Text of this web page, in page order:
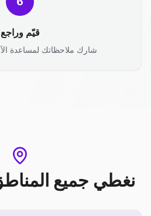
قيّم وراجع
شارك ملاحظاتك لمساعدة
نغطي جميع